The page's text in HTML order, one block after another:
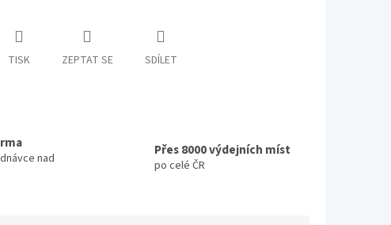
TISK ZEPTAT SE SDÍLET
nad
Přes 8000 výdejních míst
po celé ČR